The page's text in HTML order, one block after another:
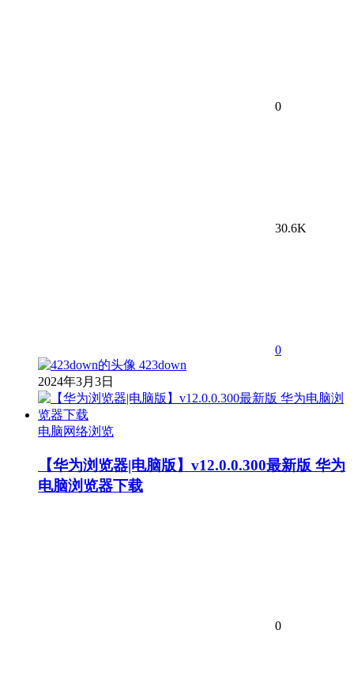
0
30.6K
0
423down
2024年3月3日
电脑网络浏览
【华为浏览器|电脑版】v12.0.0.300最新版 华为
电脑浏览器下载
0